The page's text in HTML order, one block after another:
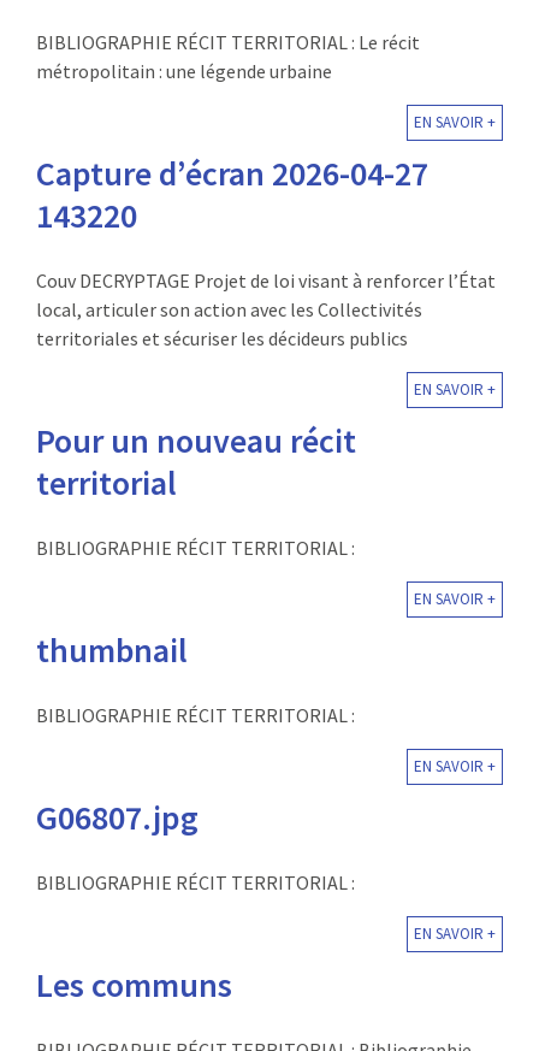
BIBLIOGRAPHIE RÉCIT TERRITORIAL : Le récit
métropolitain : une légende urbaine
EN SAVOIR +
Capture d’écran 2026-04-27
143220
Couv DECRYPTAGE Projet de loi visant à renforcer l’État
local, articuler son action avec les Collectivités
territoriales et sécuriser les décideurs publics
EN SAVOIR +
Pour un nouveau récit
territorial
BIBLIOGRAPHIE RÉCIT TERRITORIAL :
EN SAVOIR +
thumbnail
BIBLIOGRAPHIE RÉCIT TERRITORIAL :
EN SAVOIR +
G06807.jpg
BIBLIOGRAPHIE RÉCIT TERRITORIAL :
EN SAVOIR +
Les communs